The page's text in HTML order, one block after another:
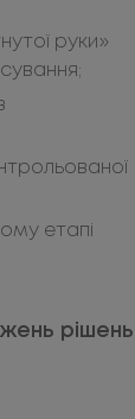
руки»
етапі
рішень